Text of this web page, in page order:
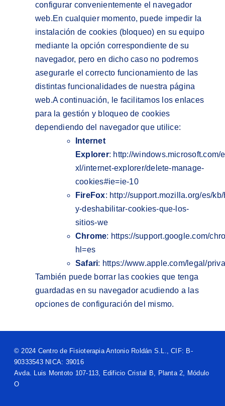
configurar convenientemente el navegador
web.En cualquier momento, puede impedir la
instalación de cookies (bloqueo) en su equipo
mediante la opción correspondiente de su
navegador, pero en dicho caso no podremos
asegurarle el correcto funcionamiento de las
distintas funcionalidades de nuestra página
web.A continuación, le facilitamos los enlaces
para la gestión y bloqueo de cookies
dependiendo del navegador que utilice:
Internet
Explorer: http://windows.microsoft.com/
xl/internet-explorer/delete-manage-
cookies#ie=ie-10
FireFox: http://support.mozilla.org/es/
y-deshabilitar-cookies-que-los-
sitios-we
Chrome: https://support.google.com/
hl=es
Safari: https://www.apple.com/legal/
También puede borrar las cookies que tenga
guardadas en su navegador acudiendo a las
opciones de configuración del mismo.
© 2024 Centro de Fisioterapia Antonio Roldán S.L., CIF: B-
90333543 NICA: 39016
Avda. Luis Montoto 107-113, Edificio Cristal B, Planta 2, Módulo
O